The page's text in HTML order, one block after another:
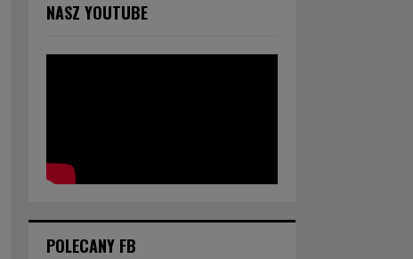
NASZ YOUTUBE
POLECANY FB